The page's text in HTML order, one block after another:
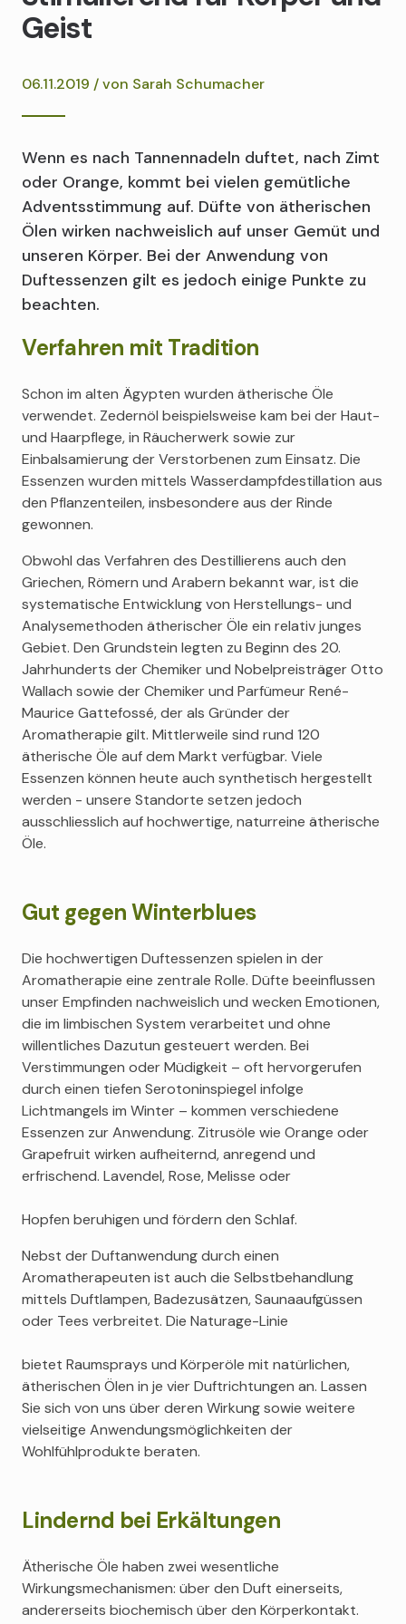
Geist
06.11.2019 / von Sarah Schumacher
Wenn es nach Tannennadeln duftet, nach Zimt
oder Orange, kommt bei vielen gemütliche
Adventsstimmung auf. Düfte von ätherischen
Ölen wirken nachweislich auf unser Gemüt und
unseren Körper. Bei der Anwendung von
Duftessenzen gilt es jedoch einige Punkte zu
beachten.
Verfahren mit Tradition
Schon im alten Ägypten wurden ätherische Öle
verwendet. Zedernöl beispielsweise kam bei der Haut-
und Haarpflege, in Räucherwerk sowie zur
Einbalsamierung der Verstorbenen zum Einsatz. Die
Essenzen wurden mittels Wasserdampfdestillation aus
den Pflanzenteilen, insbesondere aus der Rinde
gewonnen.
Obwohl das Verfahren des Destillierens auch den
Griechen, Römern und Arabern bekannt war, ist die
systematische Entwicklung von Herstellungs- und
Analysemethoden ätherischer Öle ein relativ junges
Gebiet. Den Grundstein legten zu Beginn des 20.
Jahrhunderts der Chemiker und Nobelpreisträger Otto
Wallach sowie der Chemiker und Parfümeur René-
Maurice Gattefossé, der als Gründer der
Aromatherapie gilt. Mittlerweile sind rund 120
ätherische Öle auf dem Markt verfügbar. Viele
Essenzen können heute auch synthetisch hergestellt
werden - unsere Standorte setzen jedoch
ausschliesslich auf hochwertige, naturreine ätherische
Öle.
Gut gegen Winterblues
Die hochwertigen Duftessenzen spielen in der
Aromatherapie eine zentrale Rolle. Düfte beeinflussen
unser Empfinden nachweislich und wecken Emotionen,
die im limbischen System verarbeitet und ohne
willentliches Dazutun gesteuert werden. Bei
Verstimmungen oder Müdigkeit – oft hervorgerufen
durch einen tiefen Serotoninspiegel infolge
Lichtmangels im Winter – kommen verschiedene
Essenzen zur Anwendung. Zitrusöle wie Orange oder
Grapefruit wirken aufheiternd, anregend und
erfrischend. Lavendel, Rose, Melisse oder
Hopfen beruhigen und fördern den Schlaf.
Nebst der Duftanwendung durch einen
Aromatherapeuten ist auch die Selbstbehandlung
mittels Duftlampen, Badezusätzen, Saunaaufgüssen
oder Tees verbreitet. Die Naturage-Linie
bietet Raumsprays und Körperöle mit natürlichen,
ätherischen Ölen in je vier Duftrichtungen an. Lassen
Sie sich von uns über deren Wirkung sowie weitere
vielseitige Anwendungsmöglichkeiten der
Wohlfühlprodukte beraten.
Lindernd bei Erkältungen
Ätherische Öle haben zwei wesentliche
Wirkungsmechanismen: über den Duft einerseits,
andererseits biochemisch über den Körperkontakt.